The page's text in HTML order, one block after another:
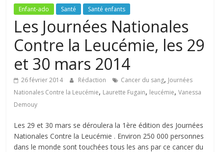
de
toute
famille
Enfant-ado Santé Santé enfants
Les Journées Nationales
Contre la Leucémie, les 29
et 30 mars 2014
26 février 2014 Rédaction Cancer du sang, Journées
Nationales Contre la Leucémie, Laurette Fugain, leucémie,Vanessa
Demouy
Les 29 et 30 mars se déroulera la 1ère édition des Journées
Nationales Contre la Leucémie . Environ 250 000 personnes
dans le monde sont touchées tous les ans par ce cancer du